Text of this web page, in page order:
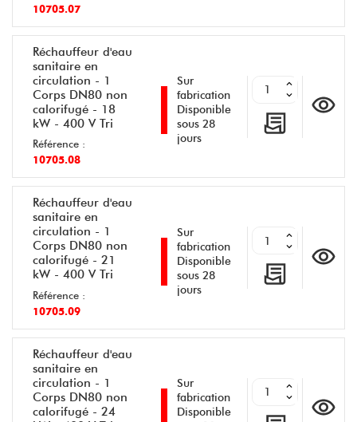
10705.07
Réchauffeur d'eau
sanitaire en
circulation - 1
Corps DN80 non
calorifugé - 18
kW - 400 V Tri
Référence :
10705.08
Sur
fabrication
Disponible
sous 28
jours
Réchauffeur d'eau
sanitaire en
circulation - 1
Corps DN80 non
calorifugé - 21
kW - 400 V Tri
Référence :
10705.09
Sur
fabrication
Disponible
sous 28
jours
Réchauffeur d'eau
sanitaire en
circulation - 1
Corps DN80 non
calorifugé - 24
Sur
fabrication
Disponible